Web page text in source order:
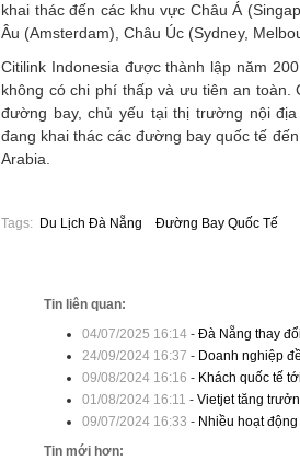
khai thác đến các khu vực Châu Á
Âu (Amsterdam), Châu Úc (Sydney,
Citilink Indonesia được thành lập năm
không có chi phí thấp và ưu tiên an toàn.
đường bay, chủ yếu tại thị trường nội
đang khai thác các đường bay quốc tế
Arabia.
Tags: Du Lịch Đà Nẵng Đường Bay Quốc Tế
Tin liên quan:
04/07/2025 16:14- Đà Nẵng thay
24/09/2024 16:37 - Doanh nghiệp
09/08/2024 16:16 - Khách quốc tế
01/08/2024 16:11 - Vietjet tăng
09/07/2024 16:33 - Nhiều hoạt
Tin mới hơn: